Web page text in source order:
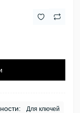
Для ключей